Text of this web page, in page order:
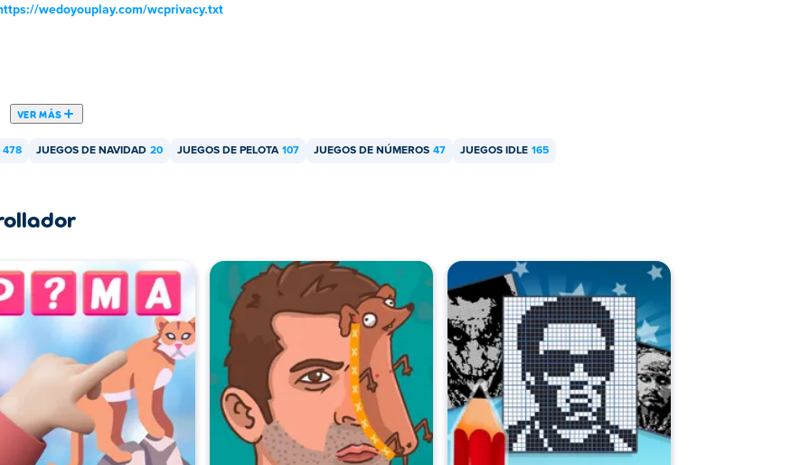
wedoyouplay.com/wcprivacy.txt
VER MÁS
478 JUEGOS DE NAVIDAD 20 JUEGOS DE PELOTA 107 JUEGOS DE NÚMEROS 47 JUEGOS IDLE 165